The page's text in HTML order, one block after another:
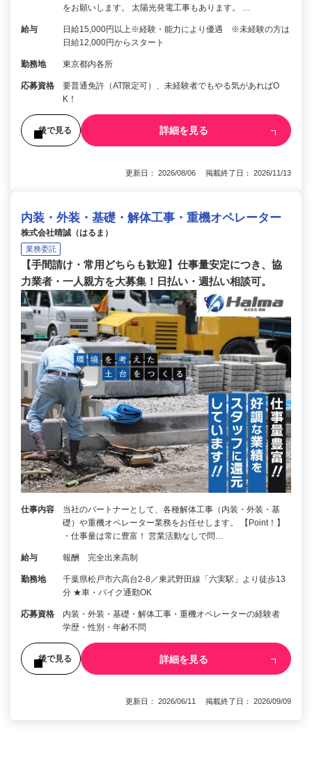
をお願いします。 太陽光発電工事もあります。 …
給与
日給15,000円以上※経験・能力により優遇 ※未経験の方は
日給12,000円からスタート
勤務地 東京都内各所
応募資格
要普通免許（AT限定可）、未経験者でもやる気があればO
K！
後で見る 詳細を見る
更新日： 2026/08/06 掲載終了日： 2026/11/13
内装・外装・基礎・解体工事・重機オペレーター
株式会社晴誠（はるま）
業務委託
【手間請け・常用どちらも歓迎】仕事量安定につき、協
力業者・一人親方を大募集！日払い・週払い相談可。
仕事内容
当社のパートナーとして、各種解体工事（内装・外装・基
礎）や重機オペレーター業務をお任せします。 【Point！】
・仕事量は常に豊富！ 営業活動なしで問…
給与 報酬 完全出来高制
勤務地
千葉県松戸市六高台2-8／東武野田線「六実駅」より徒歩13
分 ★車・バイク通勤OK
応募資格
内装・外装・基礎・解体工事・重機オペレーターの経験者
学歴・性別・年齢不問
後で見る 詳細を見る
更新日： 2026/06/11 掲載終了日： 2026/09/09